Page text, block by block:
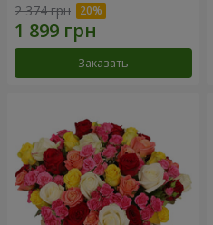
2 374 грн
Заказать